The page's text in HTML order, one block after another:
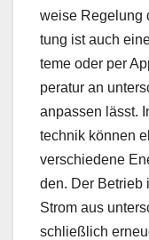
weise Regelung
tung ist auch
teme oder per
per­atur an
anpassen lässt.
tech­nik kön­nen
ver­schiedene
den. Der Betrieb
Strom aus
schließlich